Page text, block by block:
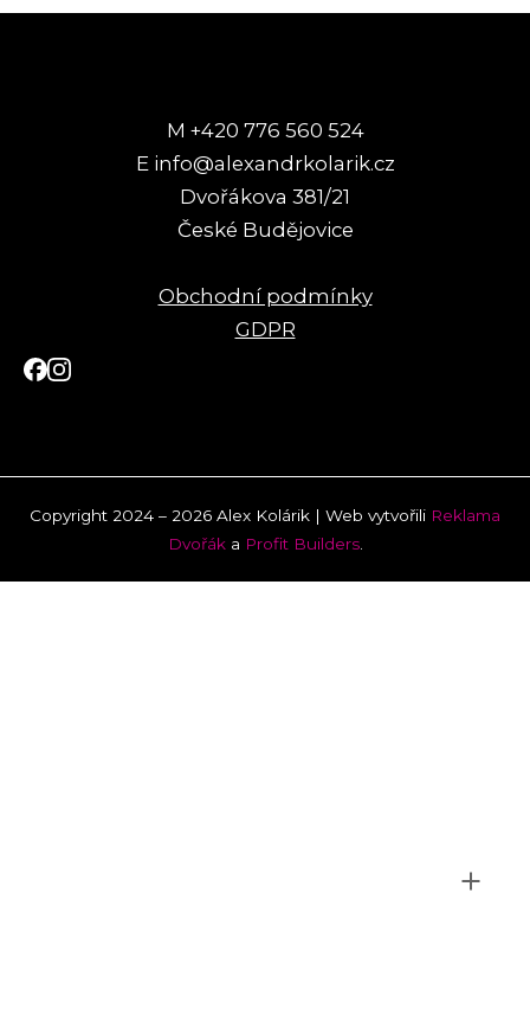
M +420 776 560 524
E info@alexandrkolarik.cz
Dvořákova 381/21
České Budějovice
Obchodní podmínky
GDPR
Copyright 2024 – 2026 Alex Kolárik | Web vytvořili Reklama
Dvořáka Profit Builders.